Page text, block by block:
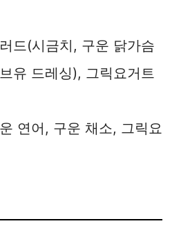
드(시금치, 구운 닭가슴
유 드레싱), 그릭요거트
연어, 구운 채소, 그릭요